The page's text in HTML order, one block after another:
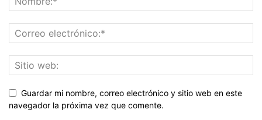
Guardar mi nombre, correo electrónico y sitio web en este
navegador la próxima vez que comente.